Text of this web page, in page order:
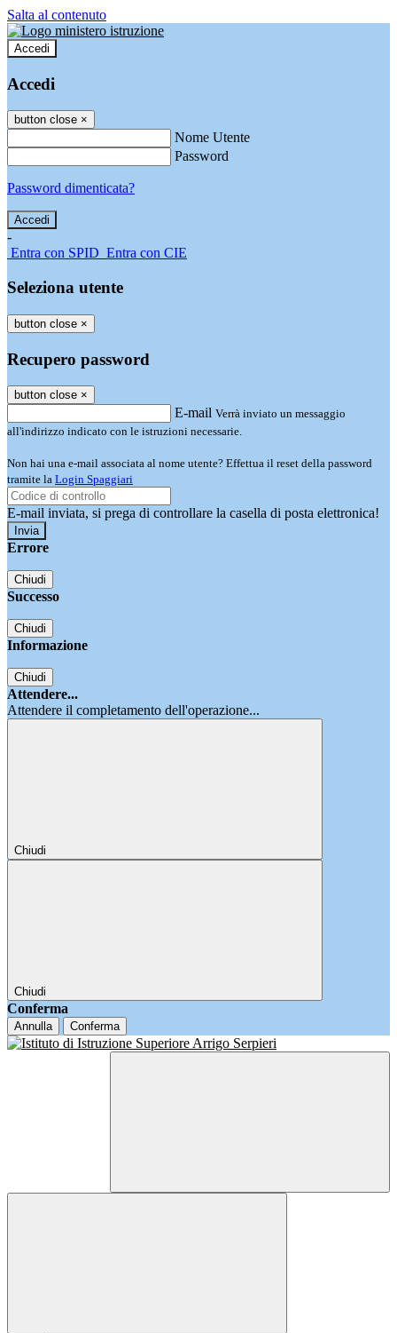
Salta al contenuto
Accedi
Accedi
button close ×
Nome Utente
Password
Password dimenticata?
-
Entra con SPID Entra con CIE
Seleziona utente
button close ×
Recupero password
button close ×
E-mail Verrà inviato un messaggio
all'indirizzo indicato con le istruzioni necessarie.
Non hai una e-mail associata al nome utente? Effettua il reset della password
tramite la Login Spaggiari
E-mail inviata, si prega di controllare la casella di posta elettronica!
Errore
Chiudi
Successo
Chiudi
Informazione
Chiudi
Attendere...
Attendere il completamento dell'operazione...
Chiudi
Chiudi
Conferma
Annulla Conferma